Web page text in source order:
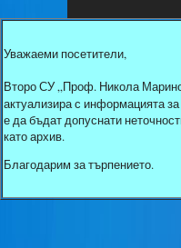
Уважаеми посетители,
Второ СУ „Проф. Никола
актуализира с информацията
е да бъдат допуснати
като архив.
Благодарим за търпението.